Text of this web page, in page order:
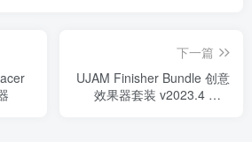
下一篇
UJAM Finisher Bundle 创意
效果器套装 v2023.4 Win